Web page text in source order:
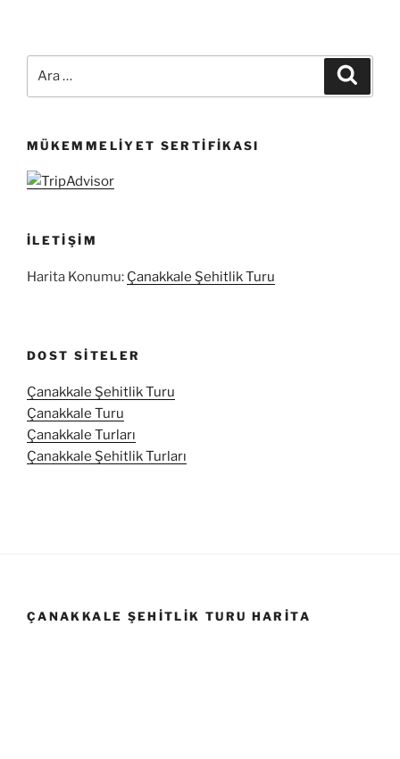
MÜKEMMELIYET SERTIFIKASI
İLETIŞIM
Harita Konumu: Çanakkale Şehitlik Turu
DOST SITELER
Çanakkale Şehitlik Turu
Çanakkale Turu
Çanakkale Turları
Çanakkale Şehitlik Turları
ÇANAKKALE ŞEHITLIK TURU HARITA